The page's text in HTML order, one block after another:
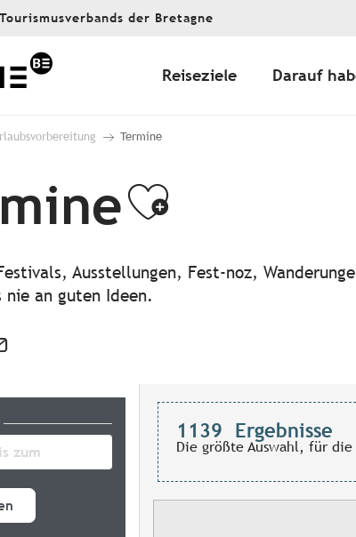
der Bretagne
Reiseziele Darauf
Termine
Ajouter
Ausstellungen, Fest-noz,
nie an guten Ideen.
1139 Ergebnisse
Die größte Auswahl, für